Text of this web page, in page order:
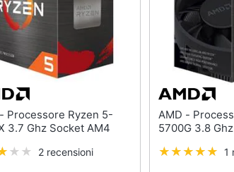
5600X 3.7 Ghz Socket AM4
2 recensioni
AMD - Processore Ryzen 7-
1